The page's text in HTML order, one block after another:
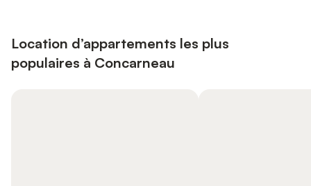
Location d’appartements les plus
populaires à Concarneau